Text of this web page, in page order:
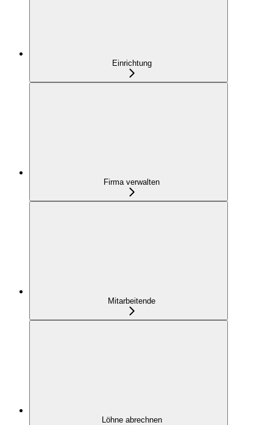
Einrichtung
Firma verwalten
Mitarbeitende
Löhne abrechnen